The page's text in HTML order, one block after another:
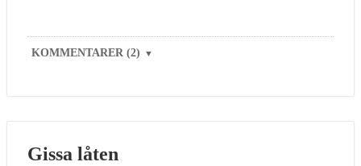
KOMMENTARER (2) ▼
Gissa låten